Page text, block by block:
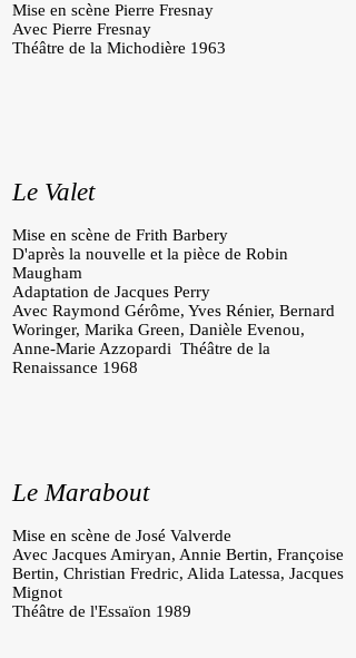
Mise en scène Pierre Fresnay
Avec Pierre Fresnay
Théâtre de la Michodière 1963
Le Valet
Mise en scène de Frith Barbery
D'après la nouvelle et la pièce de Robin
Maugham
Adaptation de Jacques Perry
Avec Raymond Gérôme, Yves Rénier, Bernard
Woringer, Marika Green, Danièle Evenou,
Anne-Marie Azzopardi Théâtre de la
Renaissance 1968
Le Marabout
Mise en scène de José Valverde
Avec Jacques Amiryan, Annie Bertin, Françoise
Bertin, Christian Fredric, Alida Latessa, Jacques
Mignot
Théâtre de l'Essaïon 1989